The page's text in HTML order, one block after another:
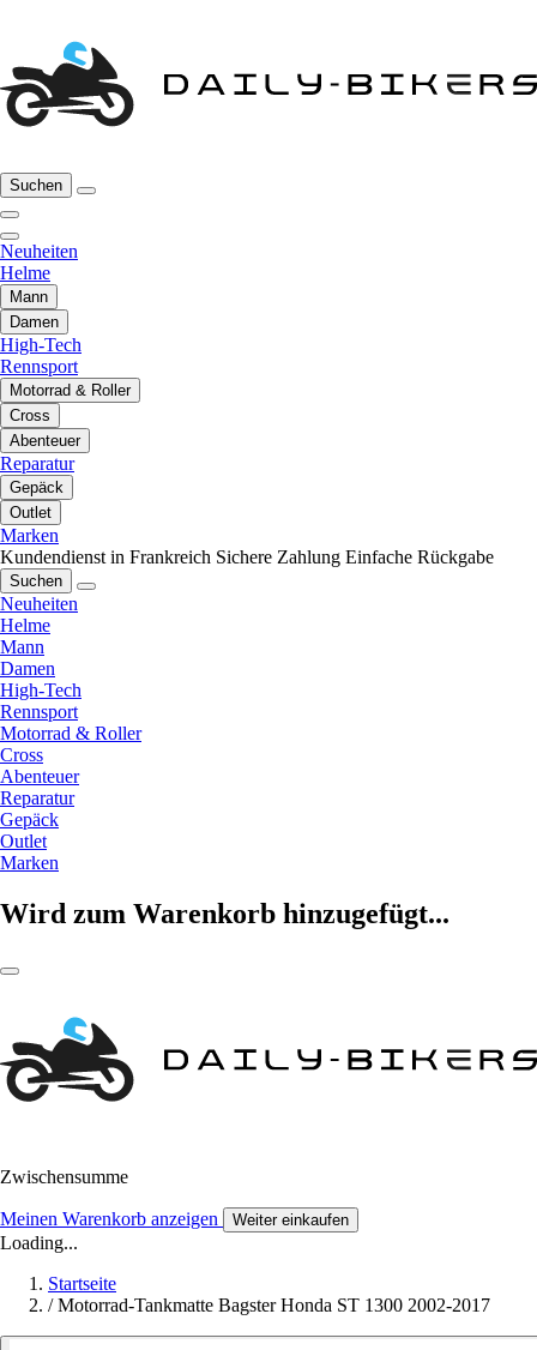
Suchen
Neuheiten
Helme
Mann
Damen
High-Tech
Rennsport
Motorrad & Roller
Cross
Abenteuer
Reparatur
Gepäck
Outlet
Marken
Kundendienst in Frankreich Sichere Zahlung Einfache Rückgabe
Suchen
Neuheiten
Helme
Mann
Damen
High-Tech
Rennsport
Motorrad & Roller
Cross
Abenteuer
Reparatur
Gepäck
Outlet
Marken
Wird zum Warenkorb hinzugefügt...
Zwischensumme
Meinen Warenkorb anzeigen Weiter einkaufen
Loading...
Startseite
/ Motorrad-Tankmatte Bagster Honda ST 1300 2002-2017